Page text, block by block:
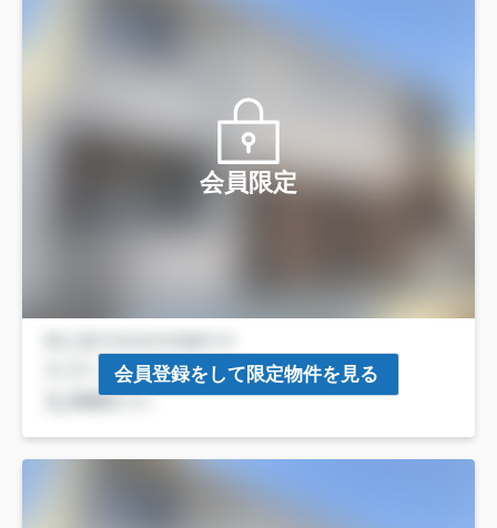
会員限定
会員登録をして限定物件を見る